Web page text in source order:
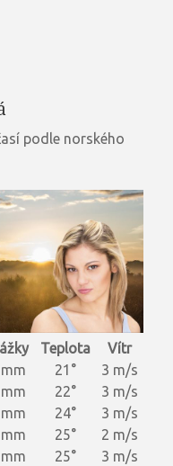
podle norského
Teplota
Vítr
21°
3 m/s
22°
3 m/s
24°
3 m/s
25°
2 m/s
25°
3 m/s